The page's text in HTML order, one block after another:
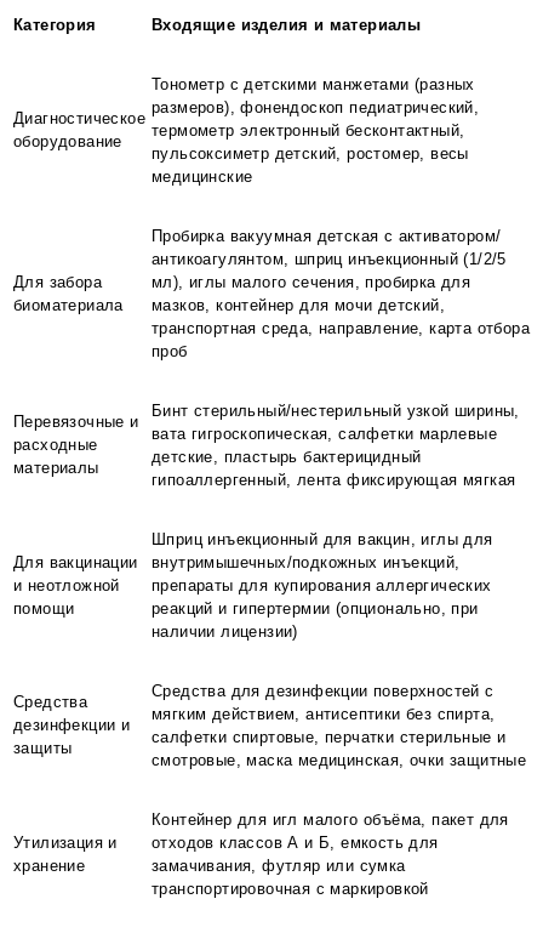
Категория Входящие изделия и материалы
Диагностическое
оборудование
Тонометр с детскими манжетами (разных
размеров), фонендоскоп педиатрический,
термометр электронный бесконтактный,
пульсоксиметр детский, ростомер, весы
медицинские
Для забора
биоматериала
Пробирка вакуумная детская с активатором/
антикоагулянтом, шприц инъекционный (1/2/5
мл), иглы малого сечения, пробирка для
мазков, контейнер для мочи детский,
транспортная среда, направление, карта отбора
проб
Перевязочные и
расходные
материалы
Бинт стерильный/нестерильный узкой ширины,
вата гигроскопическая, салфетки марлевые
детские, пластырь бактерицидный
гипоаллергенный, лента фиксирующая мягкая
Для вакцинации
и неотложной
помощи
Шприц инъекционный для вакцин, иглы для
внутримышечных/подкожных инъекций,
препараты для купирования аллергических
реакций и гипертермии (опционально, при
наличии лицензии)
Средства
дезинфекции и
защиты
Средства для дезинфекции поверхностей с
мягким действием, антисептики без спирта,
салфетки спиртовые, перчатки стерильные и
смотровые, маска медицинская, очки защитные
Утилизация и
хранение
Контейнер для игл малого объёма, пакет для
отходов классов А и Б, емкость для
замачивания, футляр или сумка
транспортировочная с маркировкой